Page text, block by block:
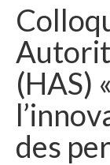
(HAS)
des